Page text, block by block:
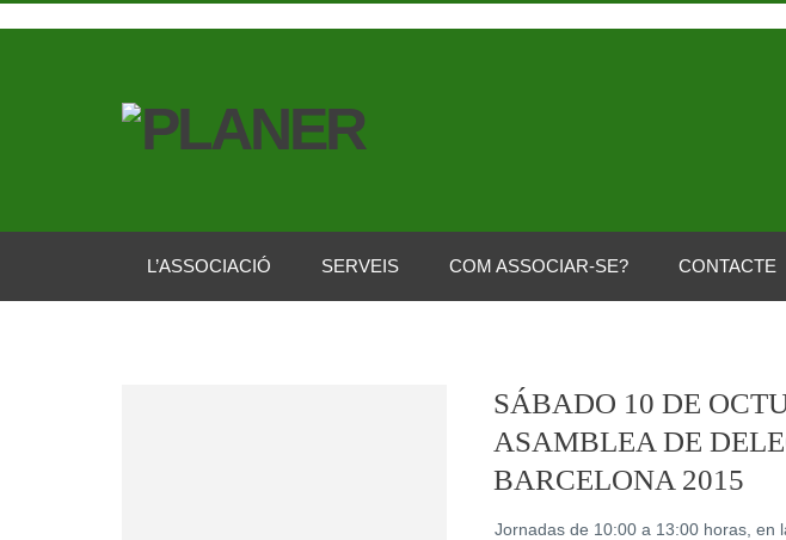
L’ASSOCIACIÓ SERVEIS COM ASSOCIAR-SE? CONTACTE
SÁBADO 10 DE
ASAMBLEA DE
BARCELONA 2015
Jornadas de 10:00 a 13:00 horas,